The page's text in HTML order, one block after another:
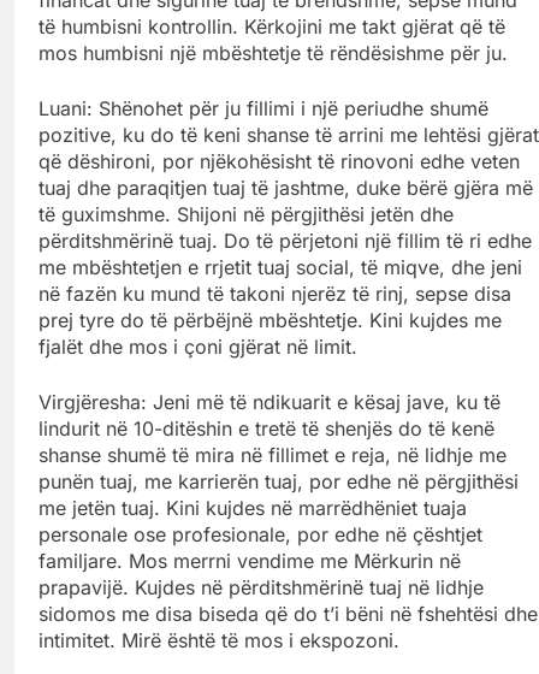
të humbisni kontrollin. Kërkojini me takt gjërat që të
mos humbisni një mbështetje të rëndësishme për ju.
Luani: Shënohet për ju fillimi i një periudhe shumë
pozitive, ku do të keni shanse të arrini me lehtësi gjërat
që dëshironi, por njëkohësisht të rinovoni edhe veten
tuaj dhe paraqitjen tuaj të jashtme, duke bërë gjëra më
të guximshme. Shijoni në përgjithësi jetën dhe
përditshmërinë tuaj. Do të përjetoni një fillim të ri edhe
me mbështetjen e rrjetit tuaj social, të miqve, dhe jeni
në fazën ku mund të takoni njerëz të rinj, sepse disa
prej tyre do të përbëjnë mbështetje. Kini kujdes me
fjalët dhe mos i çoni gjërat në limit.
Virgjëresha: Jeni më të ndikuarit e kësaj jave, ku të
lindurit në 10-ditëshin e tretë të shenjës do të kenë
shanse shumë të mira në fillimet e reja, në lidhje me
punën tuaj, me karrierën tuaj, por edhe në përgjithësi
me jetën tuaj. Kini kujdes në marrëdhëniet tuaja
personale ose profesionale, por edhe në çështjet
familjare. Mos merrni vendime me Mërkurin në
prapavijë. Kujdes në përditshmërinë tuaj në lidhje
sidomos me disa biseda që do t’i bëni në fshehtësi dhe
intimitet. Mirë është të mos i ekspozoni.